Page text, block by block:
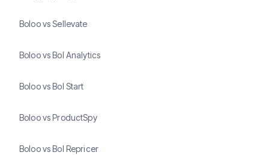
Boloo vs Sellevate
Boloo vs Bol Analytics
Boloo vs Bol Start
Boloo vs ProductSpy
Boloo vs Bol Repricer